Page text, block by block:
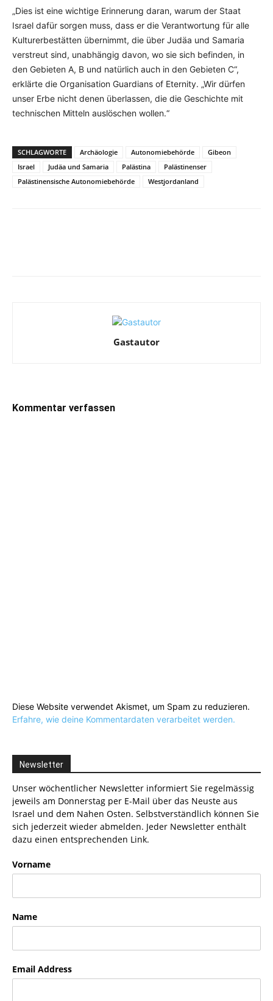
„Dies ist eine wichtige Erinnerung daran, warum der Staat
Israel dafür sorgen muss, dass er die Verantwortung für alle
Kulturerbestätten übernimmt, die über Judäa und Samaria
verstreut sind, unabhängig davon, wo sie sich befinden, in
den Gebieten A, B und natürlich auch in den Gebieten C“,
erklärte die Organisation Guardians of Eternity. „Wir dürfen
unser Erbe nicht denen überlassen, die die Geschichte mit
technischen Mitteln auslöschen wollen.“
SCHLAGWORTE Archäologie Autonomiebehörde
Gibeon
Israel
Judäa und Samaria Palästina
Palästinenser
Palästinensische Autonomiebehörde
Westjordanland
Gastautor
Kommentar verfassen
Diese Website verwendet Akismet, um Spam zu reduzieren.
Erfahre, wie deine Kommentardaten verarbeitet werden.
Newsletter
Unser wöchentlicher Newsletter informiert Sie regelmässig
jeweils am Donnerstag per E-Mail über das Neuste aus
Israel und dem Nahen Osten. Selbstverständlich können Sie
sich jederzeit wieder abmelden. Jeder Newsletter enthält
dazu einen entsprechenden Link.
Vorname
Name
Email Address